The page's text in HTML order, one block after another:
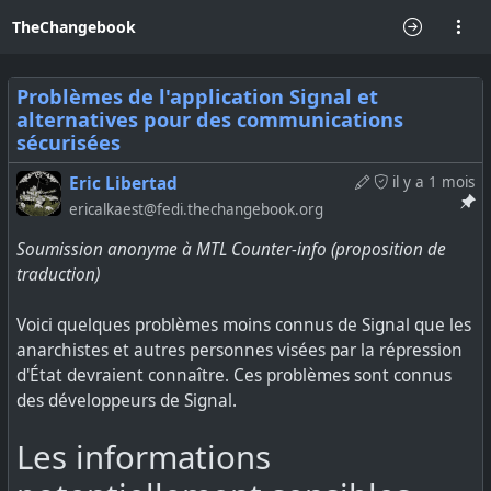
TheChangebook
Problèmes de l'application Signal et
alternatives pour des communications
sécurisées
il y a 1 mois
Eric Libertad
ericalkaest@fedi.thechangebook.org
Soumission anonyme à MTL Counter-info (proposition de
traduction)
Voici quelques problèmes moins connus de Signal que les
anarchistes et autres personnes visées par la répression
d'État devraient connaître. Ces problèmes sont connus
des développeurs de Signal.
Les informations